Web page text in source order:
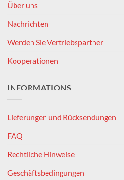
Über uns
Nachrichten
Werden Sie Vertriebspartner
Kooperationen
INFORMATIONS
Lieferungen und Rücksendungen
FAQ
Rechtliche Hinweise
Geschäftsbedingungen